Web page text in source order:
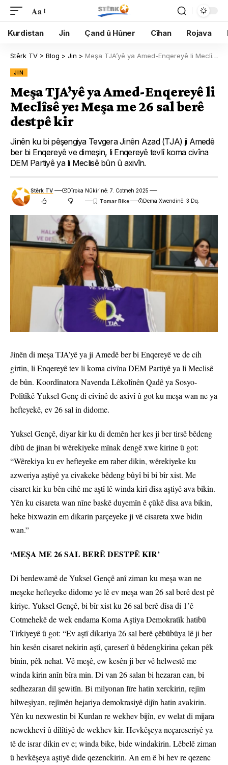
Aa
Kurdistan Jin Çand û Hûner Cîhan Rojava
Stêrk TV > Blog > Jin > Meşa TJA’yê ya Amed-Enqereyê li Meclîsê ye: Meşa me 26 sal berê destpê kir
JIN
Meşa TJA’yê ya Amed-Enqereyê li
Meclîsê ye: Meşa me 26 sal berê
destpê kir
Jinên ku bi pêşengiya Tevgera Jinên Azad (TJA) ji Amedê
ber bi Enqereyê ve dimeşin, li Enqereyê tevlî koma civîna
DEM Partiyê ya li Meclisê bûn û axivîn.
Stêrk TV
Dîroka Nûkirinê: 7. Cotmeh 2025
Dema Xwendinê: 3 Dq.
Jinên di meşa TJA’yê ya ji Amedê ber bi Enqereyê ve de cih
girtin, li Enqereyê tev li koma civîna DEM Partiyê ya li Meclisê
de bûn. Koordînatora Navenda Lêkolînên Qadê ya Sosyo-
Polîtîkê Yuksel Genç di civînê de axivî û got ku meşa wan ne ya
hefteyekê, ev 26 sal in didome.
Yuksel Gençê, diyar kir ku di demên her kes ji ber tirsê bêdeng
dibû de jinan bi wêrekiyeke mînak dengê xwe kirine û got:
“Wêrekiya ku ev hefteyeke em raber dikin, wêrekiyeke ku
azweriya aştiyê ya civakeke bêdeng bûyî bi bi bîr xist. Me
cisaret kir ku bên cihê me aştî lê winda kirî dîsa aştiyê ava bikin.
Yên ku cisareta wan nîne baskê duyemîn ê çûkê dîsa ava bikin,
heke bixwazin em dikarin parçeyeke ji vê cisareta xwe bidin
wan.”
‘MEŞA ME 26 SAL BERÊ DESTPÊ KIR’
Di berdewamê de Yuksel Gençê anî ziman ku meşa wan ne
meşeke hefteyeke didome ye lê ev meşa wan 26 sal berê dest pê
kiriye. Yuksel Gençê, bi bîr xist ku 26 sal berê dîsa di 1’ê
Cotmehekê de wek endama Koma Aştiya Demokratîk hatibû
Tirkiyeyê û got: “Ev aştî dikariya 26 sal berê çêbûbûya lê ji ber
hin kesên cisaret nekirin aştî, çareserî û bêdengkirina çekan pêk
bînin, pêk nehat. Vê meşê, ew kesên ji ber vê helwestê me
winda kirin anîn bîra min. Di van 26 salan bi hezaran can, bi
sedhezaran dil şewitîn. Bi milyonan lîre hatin xerckirin, rejîm
hilweşiyan, rejîmên hejariya demokrasiyê dijîn hatin avakirin.
Yên ku nexwestin bi Kurdan re wekhev bijîn, ev welat di mijara
newekhevî û dîlîtiyê de wekhev kir. Hevkêşeya neçareseriyê ya
tê de israr dikin ev e; winda bike, bide windakirin. Lêbelê ziman
û hevkêşeya aştiyê dide qezenckirin. An em ê bi hev re qezenc